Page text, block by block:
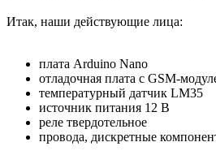
Итак, наши действующие лица:
плата Arduino Nano
отладочная плата с GSM-
температурный датчик LM35
источник питания 12 В
реле твердотельное
провода, дискретные